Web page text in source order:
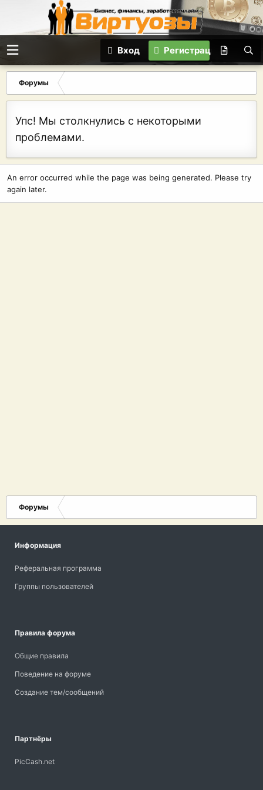
Вход Регистрация
Форумы
Упс! Мы столкнулись с некоторыми
проблемами.
An error occurred while the page was being generated. Please try
again later.
Форумы
Информация
Реферальная программа
Группы пользователей
Правила форума
Общие правила
Поведение на форуме
Создание тем/сообщений
Партнёры
PicCash.net